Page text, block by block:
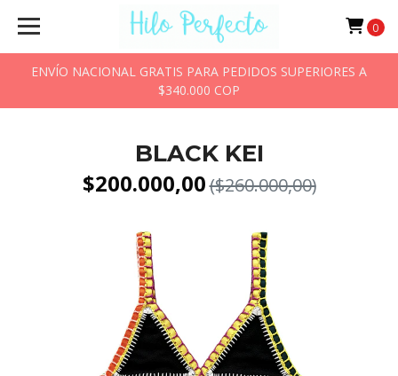
ENVÍO NACIONAL GRATIS PARA PEDIDOS SUPERIORES A
$340.000 COP
0
BLACK KEI
$200.000,00($260.000,00)